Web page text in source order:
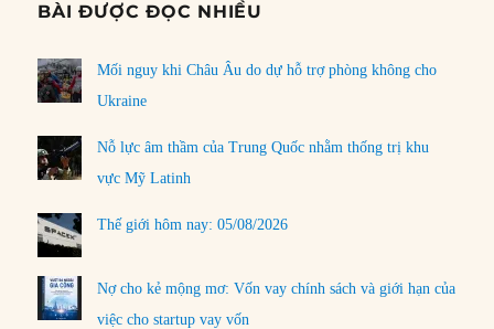
BÀI ĐƯỢC ĐỌC NHIỀU
Mối nguy khi Châu Âu do dự hỗ trợ phòng không cho
Ukraine
Nỗ lực âm thầm của Trung Quốc nhằm thống trị khu
vực Mỹ Latinh
Thế giới hôm nay: 05/08/2026
Nợ cho kẻ mộng mơ: Vốn vay chính sách và giới hạn của
việc cho startup vay vốn